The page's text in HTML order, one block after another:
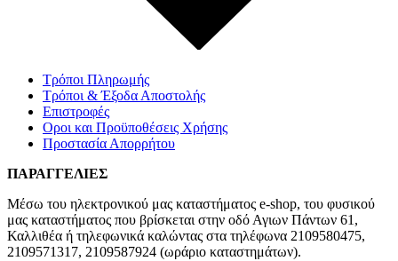
Τρόποι Πληρωμής
Τρόποι & Έξοδα Αποστολής
Επιστροφές
Οροι και Προϋποθέσεις Χρήσης
Προστασία Απορρήτου
ΠΑΡΑΓΓΕΛΙΕΣ
Μέσω του ηλεκτρονικού μας καταστήματος e-shop, του φυσικού
μας καταστήματος που βρίσκεται στην οδό Αγιων Πάντων 61,
Καλλιθέα ή τηλεφωνικά καλώντας στα τηλέφωνα 2109580475,
2109571317, 2109587924 (ωράριο καταστημάτων).